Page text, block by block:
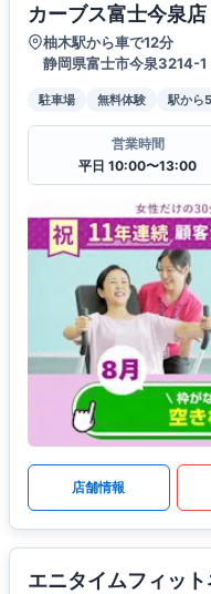
カーブス富士今泉店
柚木駅から車で12分
静岡県富士市今泉3214-1
駐車場 無料体験 駅から
営業時間
平日 10:00〜13:00
店舗情報
エニタイムフィッ